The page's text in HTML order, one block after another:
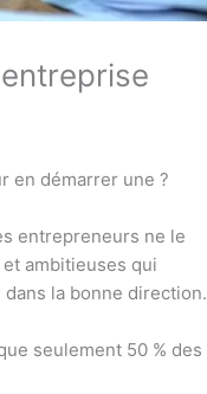
en démarrer une ?
entrepreneurs ne le
ambitieuses qui
la bonne direction.
seulement 50 % des